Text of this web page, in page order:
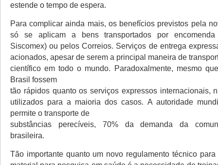
estende o tempo de espera.
Para complicar ainda mais, os benefícios previstos pela
só se aplicam a bens transportados por
Siscomex) ou pelos Correios. Serviços de entrega
acionados, apesar de serem a principal maneira de
científico em todo o mundo. Paradoxalmente, mesmo
Brasil fossem
tão rápidos quanto os serviços expressos internacionais,
utilizados para a maioria dos casos. A autoridade
permite o transporte de
substâncias perecíveis, 70% da demanda da
brasileira.
Tão importante quanto um novo regulamento técnico